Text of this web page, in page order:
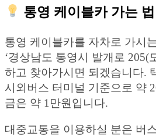
통영 케이블카 가는 법
통영 케이블카를 자차로 가시
‘경상남도 통영시 발개로 205(
하고 찾아가시면 되겠습니다.
시외버스 터미널 기준으로 약
금은 약 1만원입니다.
대중교통을 이용하실 분은 버